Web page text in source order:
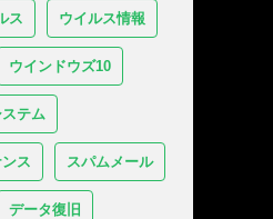
ス ウイルス情報
ウインドウズ10
テム
ス スパムメール
データ復旧